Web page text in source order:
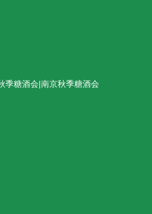
季糖酒会|南京秋季糖酒会